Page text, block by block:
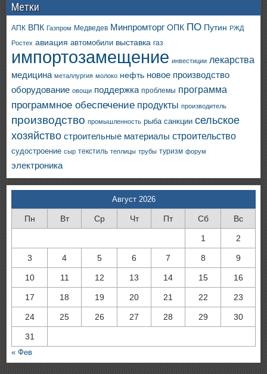
Метки
АПК ВПК Газпром Медведев Минпромторг ОПК ПО Путин РЖД
Ростех авиация автомобили выставка газ
импортозамещение инвестиции лекарства
медицина металлургия молоко нефть новое производство
оборудование овощи поддержка проблемы программа
программное обеспечение продукты производитель
производство промышленность рыба санкции сельское
хозяйство строительные материалы строительство
судостроение сыр текстиль теплицы трубы туризм форум
электроника
Август 2026
Пн Вт Ср Чт Пт Сб Вс
1 2
3 4 5 6 7 8 9
10 11 12 13 14 15 16
17 18 19 20 21 22 23
24 25 26 27 28 29 30
31
« Фев